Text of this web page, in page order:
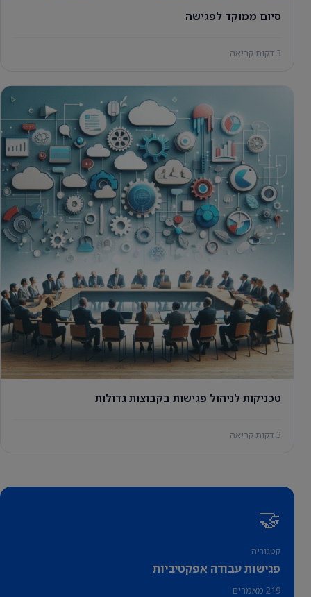
סיום ממוקד לפגישה
3 דקות קריאה
טכניקות לניהול פגישות בקבוצות גדולות
3 דקות קריאה
🤝
קטגוריה
פגישות עבודה אפקטיביות
219 מאמרים